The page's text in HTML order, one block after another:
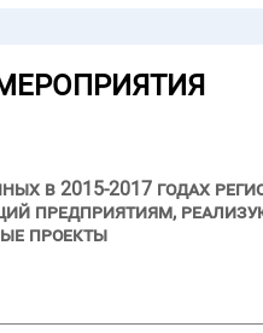
в 2015-2017 годах
предприятиям,
проекты